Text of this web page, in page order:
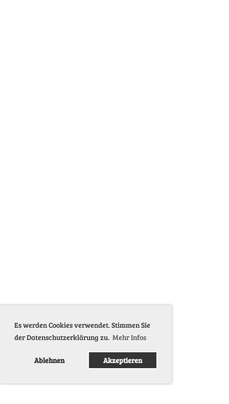
Es werden Cookies verwendet. Stimmen Sie
der Datenschutzerklärung zu. Mehr Infos
Ablehnen Akzeptieren